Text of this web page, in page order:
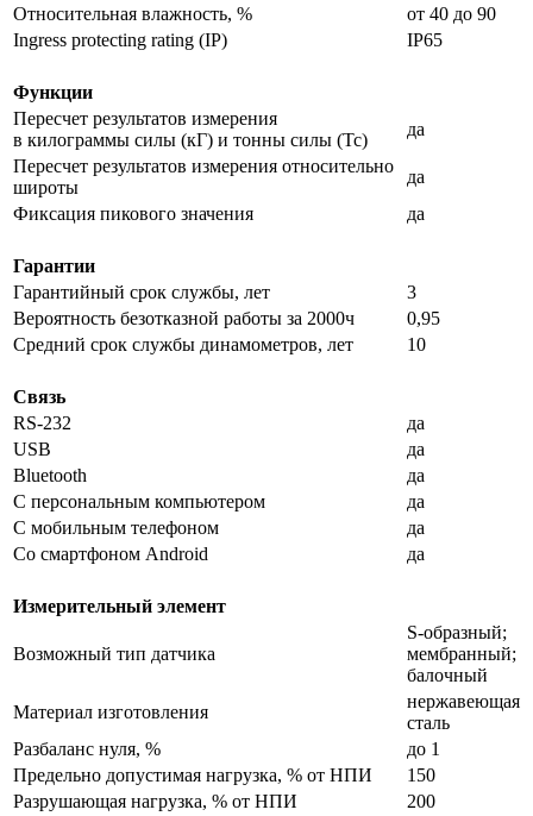
Относительная влажность, %
от 40 до 90
Ingress protecting rating (IP)
IP65
Функции
Пересчет результатов измерения
в килограммы силы (кГ) и тонны силы (Тс)
да
Пересчет результатов измерения относительно
широты
да
Фиксация пикового значения
да
Гарантии
Гарантийный срок службы, лет
3
Вероятность безотказной работы за 2000ч
0,95
Средний срок службы динамометров, лет
10
Связь
RS-232
да
USB
да
Bluetooth
да
С персональным компьютером
да
С мобильным телефоном
да
Со смартфоном Android
да
Измерительный элемент
Возможный тип датчика
S-образный;
мембранный;
балочный
Материал изготовления
нержавеющая
сталь
Разбаланс нуля, %
до 1
Предельно допустимая нагрузка, % от НПИ
150
Разрушающая нагрузка, % от НПИ
200